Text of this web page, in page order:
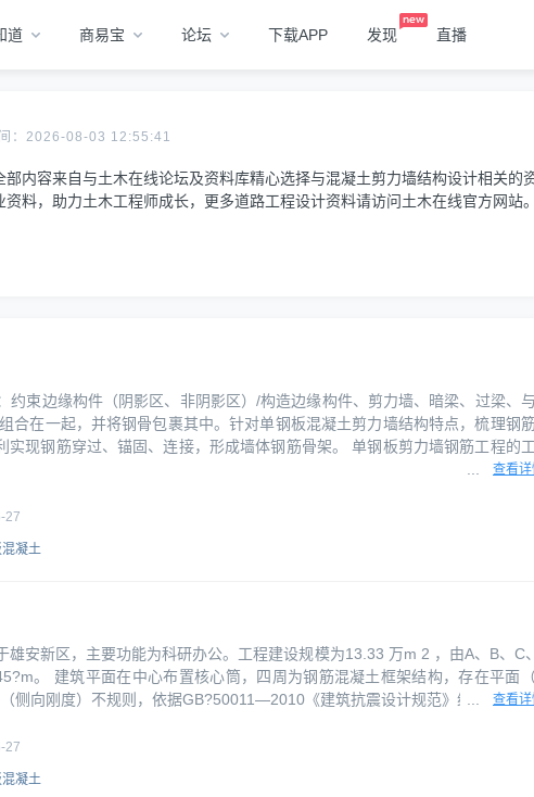
道 商易宝 论坛 下载APP 发现 直播
：2026-08-03 12:55:41
内容来自与土木在线论坛及资料库精心选择与混凝土剪力墙结构设计相关的
料，助力土木工程师成长，更多道路工程设计资料请访问土木在线官方网站。
约束边缘构件（阴影区、非阴影区）/构造边缘构件、剪力墙、暗梁、过梁、
合在一起，并将钢骨包裹其中。针对单钢板混凝土剪力墙结构特点，梳理钢
现钢筋穿过、锚固、连接，形成墙体钢筋骨架。 单钢板剪力墙钢筋工程的
查看
27
凝土
安新区，主要功能为科研办公。工程建设规模为13.33 万m 2 ，由A、B、C
。 建筑平面在中心布置核心筒，四周为钢筋混凝土框架结构，存在平面
侧向刚度）不规则，依据GB?50011—2010《建筑抗震设计规范》综合
查看
27
凝土